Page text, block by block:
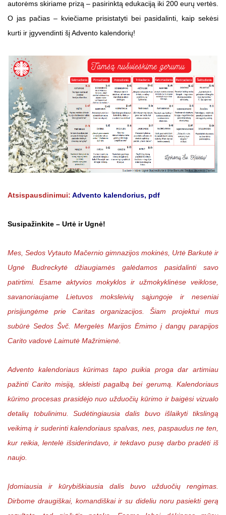
autorėms skiriame prizą – pasirinktą edukaciją iki 200 eurų vertės.
O jas pačias – kviečiame prisistatyti bei pasidalinti, kaip sekėsi
kurti ir įgyvendinti šį Advento kalendorių!
Atsispausdinimui: Advento kalendorius, pdf
Susipažinkite – Urtė ir Ugnė!
Mes, Sedos Vytauto Mačernio gimnazijos mokinės, Urtė Barkutė ir
Ugnė Budreckytė džiaugiamės galėdamos pasidalinti savo
patirtimi. Esame aktyvios mokyklos ir užmokyklinėse veiklose,
savanoriaujame Lietuvos moksleivių sąjungoje ir neseniai
prisijungėme prie Caritas organizacijos. Šiam projektui mus
subūrė Sedos Švč. Mergelės Marijos Ėmimo į dangų parapijos
Carito vadovė Laimutė Mažrimienė.
Advento kalendoriaus kūrimas tapo puikia proga dar artimiau
pažinti Carito misiją, skleisti pagalbą bei gerumą. Kalendoriaus
kūrimo procesas prasidėjo nuo užduočių kūrimo ir baigėsi vizualo
detalių tobulinimu. Sudėtingiausia dalis buvo išlaikyti tikslingą
veikimą ir suderinti kalendoriaus spalvas, nes, paspaudus ne ten,
kur reikia, lentelė išsiderindavo, ir tekdavo pusę darbo pradėti iš
naujo.
Įdomiausia ir kūrybiškiausia dalis buvo užduočių rengimas.
Dirbome draugiškai, komandiškai ir su dideliu noru pasiekti gerą